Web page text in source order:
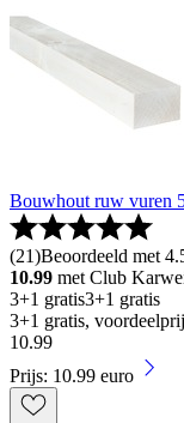
Bouwhout ruw vuren
(21)Beoordeeld met
10.99 met Club
3+1 gratis3+1 gratis
3+1 gratis,
10.99
Prijs: 10.99 euro